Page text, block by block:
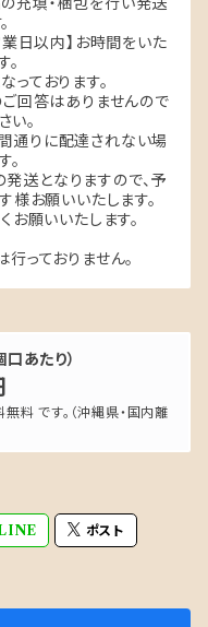
日以内】お時間をいた
っております。
回答はありませんので
い。
通りに配達されない場
。
送となりますので、予
様お願いいたします。
願いいたします。
っておりません。
あたり）
無料 です。（沖縄県・国内離
ポスト